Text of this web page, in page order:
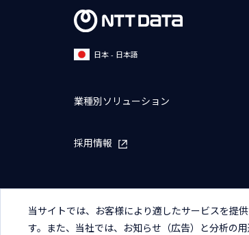
日本 - 日本語
業種別ソリューション
採用情報
当サイトでは、お客様により適したサービスを提
す。また、当社では、お知らせ（広告）と分析の